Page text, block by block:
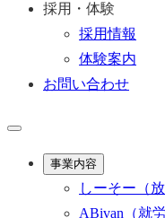
採用・体験
採用情報
体験案内
お問い合わせ
事業内容
しーそー （
ABivan （就